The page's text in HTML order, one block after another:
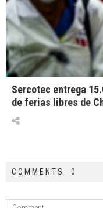
Sercotec entrega
de ferias libres de
COMMENTS: 0